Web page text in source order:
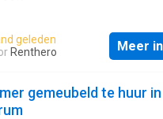
gebouw. Tot slot beschikt
wat het ideaal
Mis deze kans niet om
geleden
Renthero Meer
gemeubeld te huur in